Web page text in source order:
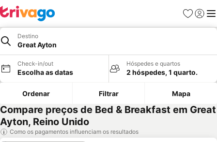
Favoritos
Iniciar
Destino
Great Ayton
Check-in/out
Escolha as datas
Hóspedes e quartos
2 hóspedes, 1 quarto.
Ordenar Filtrar Mapa
Compare preços de Bed & Breakfast em Great
Ayton, Reino Unido
Como os pagamentos influenciam os resultados